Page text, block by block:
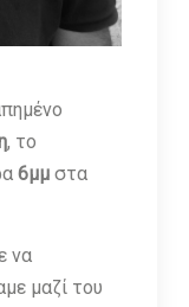
, το
6μμστα
να
μαζί του